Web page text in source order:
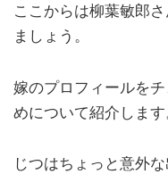
ここからは柳葉敏郎
ましょう。
嫁のプロフィールを
めについて紹介します
じつはちょっと意外